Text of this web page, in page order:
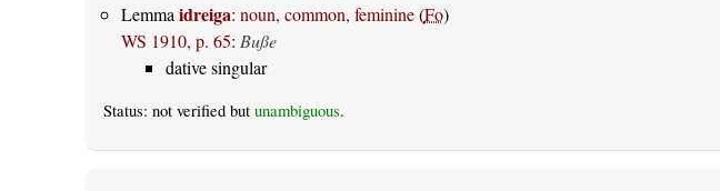
Lemmaidreiga: noun, common, feminine(Fo)
WS 1910, p. 65: Buße
dative singular
Status: not verified but unambiguous.